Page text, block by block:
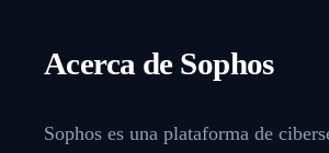
Acerca de Sophos
Sophos es una plataforma de